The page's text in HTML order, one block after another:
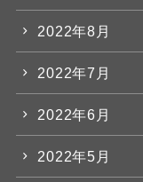
2022年8月
2022年7月
2022年6月
2022年5月